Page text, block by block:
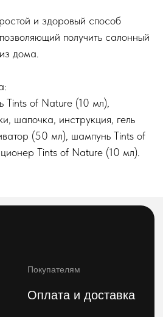
и здоровый способ
получить салонный
дома.
of Nature (10 мл),
шапочка, инструкция, гель
(50 мл), шампунь Tints of
Tints of Nature (10 мл).
новинки
68-08